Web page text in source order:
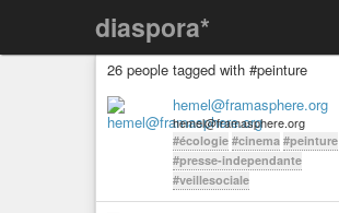
diaspora*
26 people tagged with #peinture
hemel@framasphere.org
hemel@framasphere.org
#écologie #cinema #peinture
#presse-independante
#veillesociale